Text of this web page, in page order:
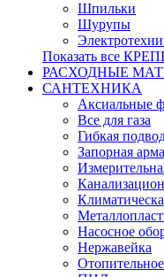
Шпильки
Шурупы
Показать все
РАСХОДНЫЕ
САНТЕХНИКА
Аксиальные
Все для газа
Гибкая
Запорная
Насосное
Нержавейка